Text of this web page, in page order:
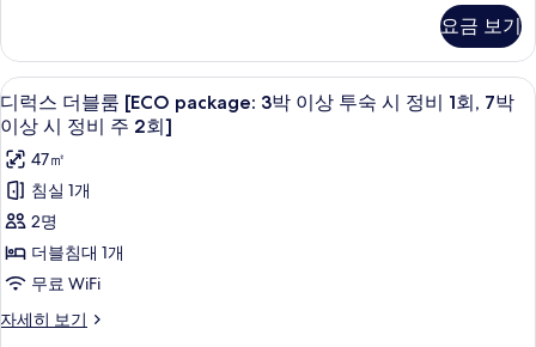
박
이
상
투
숙
시
정
비
1
회,
더
블
룸
[ECO
package:
3
박
이
상
투
시
정
비
요금 보기
디
럭
스
더
블
룸
[ECO
3
고급 침구, 객실 내 금고, 책상, 암막 커튼
7
디럭스 더블룸 [ECO package: 3박 이상 투숙 시 정비 1회, 7박
이상 시 정비 주 2회]
47㎡
침실 1개
2명
더블침대 1개
무료 WiFi
자세히 보기
디